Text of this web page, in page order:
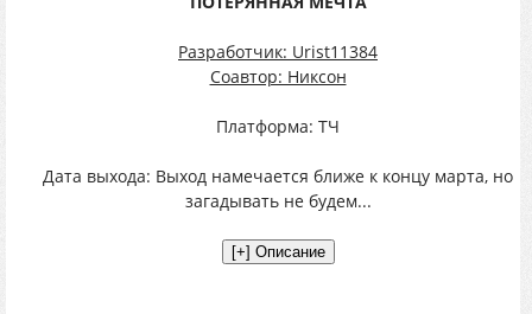
Разработчик: Urist11384
Соавтор: Никсон
Платформа: ТЧ
Дата выхода: Выход намечается ближе к концу марта, но
загадывать не будем...